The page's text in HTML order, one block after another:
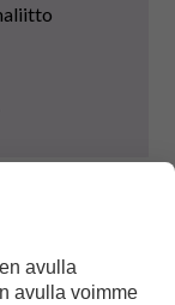
avulla
avulla voimme